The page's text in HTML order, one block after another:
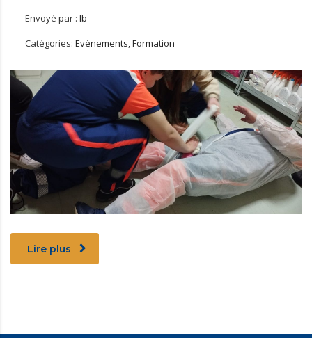
Envoyé par : lb
Catégories: Evènements, Formation
Lire plus